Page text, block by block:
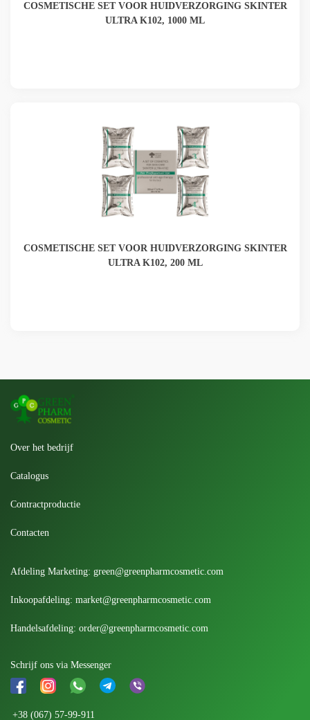
COSMETISCHE SET VOOR HUIDVERZORGING SKINTER
ULTRA K102, 1000 ML
COSMETISCHE SET VOOR HUIDVERZORGING SKINTER
ULTRA K102, 200 ML
Over het bedrijf
Catalogus
Contractproductie
Contacten
Afdeling Marketing: green@greenpharmcosmetic.com
Inkoopafdeling: market@greenpharmcosmetic.com
Handelsafdeling: order@greenpharmcosmetic.com
Schrijf ons via Messenger
+38 (067) 57-99-911